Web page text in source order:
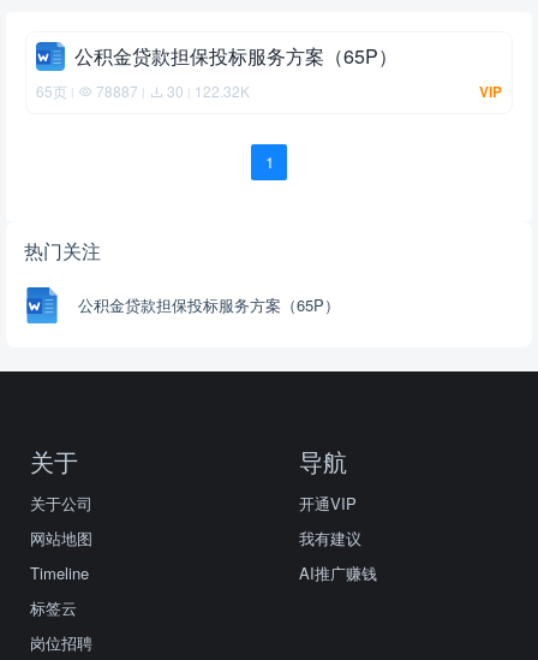
公积金贷款担保投标服务方案（65P）
65页 | 78887 | 30 | 122.32K VIP
1
热门关注
公积金贷款担保投标服务方案（65P）
关于
关于公司
网站地图
Timeline
标签云
岗位招聘
导航
开通VIP
我有建议
AI推广赚钱